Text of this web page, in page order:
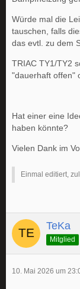
Würde mal die
tauschen, falls
das evtl. zu dem
TRIAC TY1/TY2
"dauerhaft offen"
Hat einer eine
haben könnte?
Vielen Dank im
Einmal editiert,
TeKa
Mitglied
10. Mai 2026 um